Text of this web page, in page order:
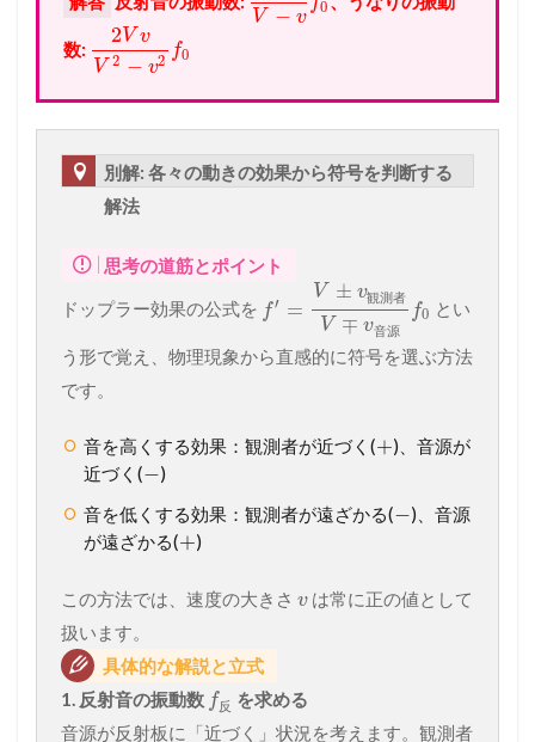
V − v
0
数:
2V v
V 2 − v2
f0
別解: 各々の動きの効果から符号を判断する
解法
思考の道筋とポイント
ドップラー効果の公式を f′ =
V ± v観測者
V ∓ v音源
f0 とい
う形で覚え、物理現象から直感的に符号を選ぶ方法
です。
音を高くする効果：観測者が近づく(+)、音源が
近づく(−)
音を低くする効果：観測者が遠ざかる(−)、音源
が遠ざかる(+)
この方法では、速度の大きさ v は常に正の値として
扱います。
具体的な解説と立式
1. 反射音の振動数 f 反 を求める
音源が反射板に「近づく」状況を考えます。観測者